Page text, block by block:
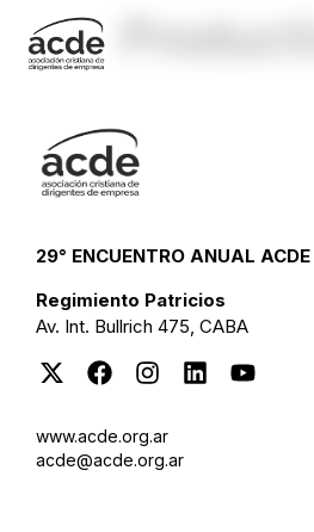
29° ENCUENTRO ANUAL ACDE
Regimiento Patricios
Av. Int. Bullrich 475, CABA
www.acde.org.ar
acde@acde.org.ar